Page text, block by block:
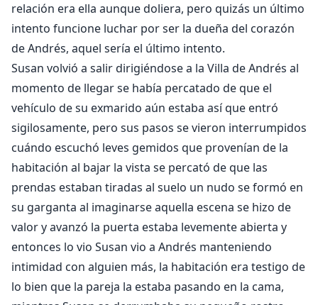
relación era ella aunque doliera, pero quizás un último
intento funcione luchar por ser la dueña del corazón
de Andrés, aquel sería el último intento.
Susan volvió a salir dirigiéndose a la Villa de Andrés al
momento de llegar se había percatado de que el
vehículo de su exmarido aún estaba así que entró
sigilosamente, pero sus pasos se vieron interrumpidos
cuándo escuchó leves gemidos que provenían de la
habitación al bajar la vista se percató de que las
prendas estaban tiradas al suelo un nudo se formó en
su garganta al imaginarse aquella escena se hizo de
valor y avanzó la puerta estaba levemente abierta y
entonces lo vio Susan vio a Andrés manteniendo
intimidad con alguien más, la habitación era testigo de
lo bien que la pareja la estaba pasando en la cama,